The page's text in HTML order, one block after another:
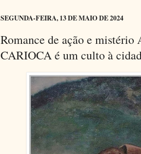
SEGUNDA-FEIRA, 13 DE MAIO DE 2024
Romance de ação e
CARIOCA é um culto à